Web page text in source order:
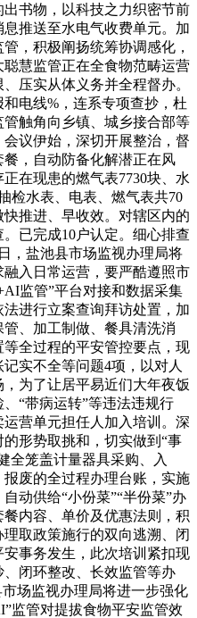
书物，以科技之力织密节前
推送至水电气收费单元。加
，积极阐扬统筹协调感化，
慧监管正在全食物范畴运营
压实从体义务并全程督办。
电线%，连系专项查抄，杜
触角向乡镇、城乡接合部等
议伊始，深切开展整治，督
，自动防备化解潜正在风
在现患的燃气表7730块、水
检水表、电表、燃气表共70
推进、早收效。对辖区内的
已完成10户认定。细心排查
，盐池县市场监视办理局将
入日常运营，要严酷遵照市
监管”平台对接和数据采集
进行立案查询拜访处置，加
、加工制做、餐具清洗消
全过程的平安管控要点，现
实不全等问题4项，以对人
为了让居平易近们大年夜饭
“带病运转”等违法违规行
营单元担任人加入培训。深
形势取挑和，切实做到“事
全笼盖计量器具采购、入
废的全过程办理台账，实施
动供给“小份菜”“半份菜”办
内容、单价及优惠法则，积
取政策施行的双向逃溯、闭
事务发生，此次培训紧扣现
闭环整改、长效监管等办
场监视办理局将进一步强化
监管对提拔食物平安监管效